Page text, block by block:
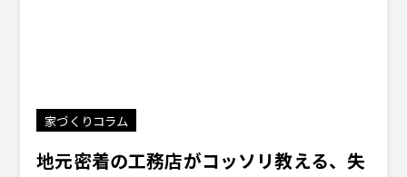
家づくりコラム
地元密着の工務店がコッソリ教える、失